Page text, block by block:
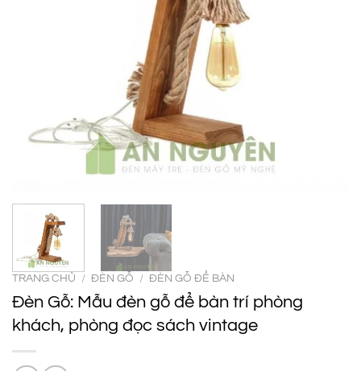
TRANG CHỦ / ĐÈN GỖ / ĐÈN GỖ ĐỂ BÀN
Đèn Gỗ: Mẫu đèn gỗ để bàn trí phòng
khách, phòng đọc sách vintage